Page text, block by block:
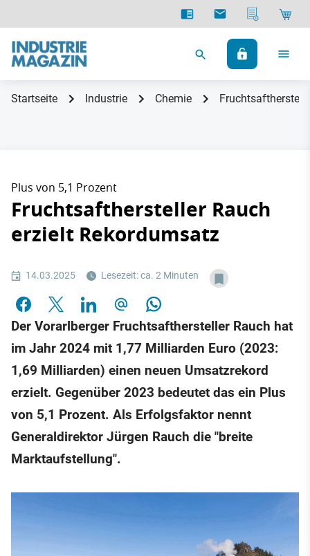
Startseite Industrie Chemie
Plus von 5,1 Prozent
Fruchtsafthersteller Rauch
erzielt Rekordumsatz
14.03.2025 Lesezeit: ca. 2 Minuten
Der Vorarlberger Fruchtsafthersteller Rauch hat
im Jahr 2024 mit 1,77 Milliarden Euro (2023:
1,69 Milliarden) einen neuen Umsatzrekord
erzielt. Gegenüber 2023 bedeutet das ein Plus
von 5,1 Prozent. Als Erfolgsfaktor nennt
Generaldirektor Jürgen Rauch die "breite
Marktaufstellung".